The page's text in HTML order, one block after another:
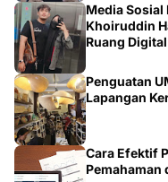
Media
Khoiruddin
Ruang
Penguatan
Lapangan
Cara Efektif
Pemahaman